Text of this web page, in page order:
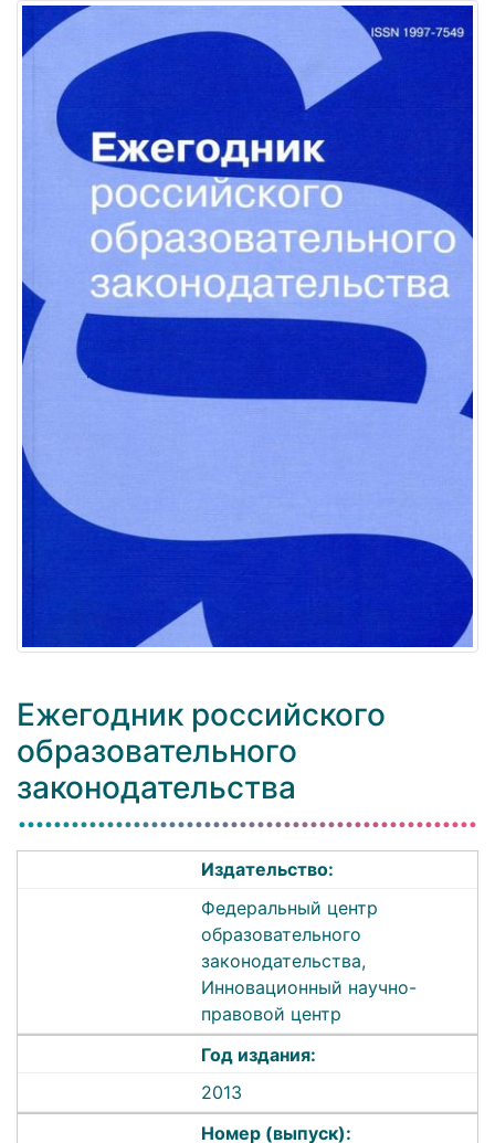
Ежегодник российского
образовательного
законодательства
Издательство:
Федеральный центр
образовательного
законодательства,
Инновационный научно-
правовой центр
Год издания:
2013
Номер (выпуск):